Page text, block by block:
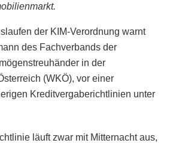
der KIM-Verordnung warnt
des Fachverbands der
in der
(WKÖ), vor einer
Kreditvergaberichtlinien unter
läuft zwar mit Mitternacht aus,